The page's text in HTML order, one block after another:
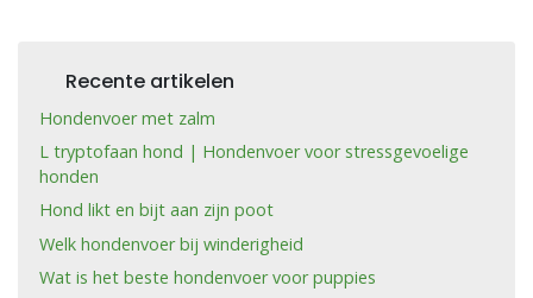
Recente artikelen
Hondenvoer met zalm
L tryptofaan hond | Hondenvoer voor stressgevoelige
honden
Hond likt en bijt aan zijn poot
Welk hondenvoer bij winderigheid
Wat is het beste hondenvoer voor puppies